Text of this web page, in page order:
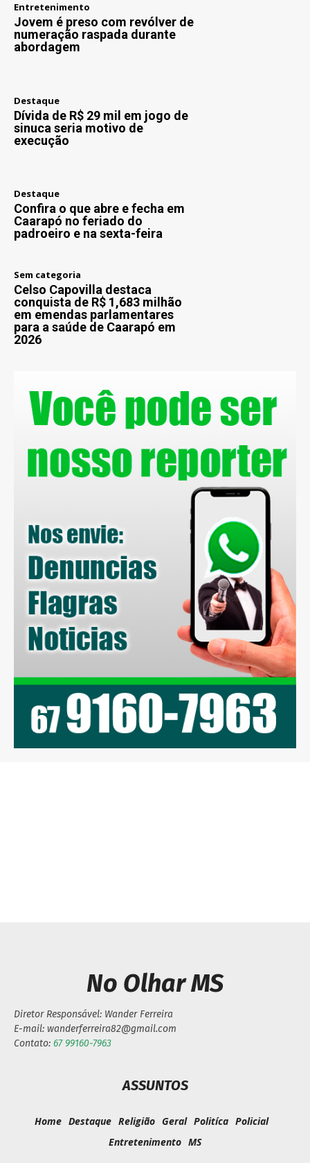
Entretenimento
Jovem é preso com revólver de
numeração raspada durante
abordagem
Destaque
Dívida de R$ 29 mil em jogo de
sinuca seria motivo de
execução
Destaque
Confira o que abre e fecha em
Caarapó no feriado do
padroeiro e na sexta-feira
Sem categoria
Celso Capovilla destaca
conquista de R$ 1,683 milhão
em emendas parlamentares
para a saúde de Caarapó em
2026
No Olhar MS
Diretor Responsável: Wander Ferreira
E-mail: wanderferreira82@gmail.com
Contato: 67 99160-7963
ASSUNTOS
Home Destaque Religião Geral Politíca Policial
Entretenimento MS